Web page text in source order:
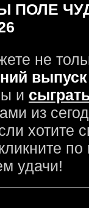
ПОЛЕ
не
и
из
хотите
по
удачи!